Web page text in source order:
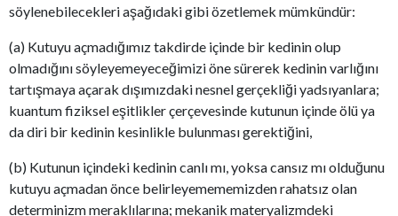
söylenebilecekleri aşağıdaki gibi özetlemek mümkündür:
(a) Kutuyu açmadığımız takdirde içinde bir kedinin olup
olmadığını söyleyemeyeceğimizi öne sürerek kedinin varlığını
tartışmaya açarak dışımızdaki nesnel gerçekliği yadsıyanlara;
kuantum fiziksel eşitlikler çerçevesinde kutunun içinde ölü ya
da diri bir kedinin kesinlikle bulunması gerektiğini,
(b) Kutunun içindeki kedinin canlı mı, yoksa cansız mı olduğunu
kutuyu açmadan önce belirleyemememizden rahatsız olan
determinizm meraklılarına; mekanik materyalizmdeki